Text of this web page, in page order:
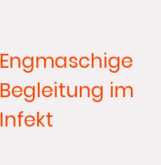
Engmaschige
Begleitung im
Infekt